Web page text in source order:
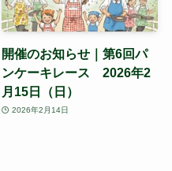
開催のお知らせ｜第6回パ
ンケーキレース 2026年2
月15日（日）
2026年2月14日